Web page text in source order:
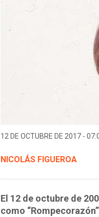
12 DE OCTUBRE DE 2017 -
NICOLÁS FIGUEROA
El 12 de octubre de
como